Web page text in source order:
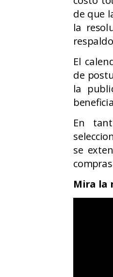
de que
la
El
de
la
En
se
Mira la